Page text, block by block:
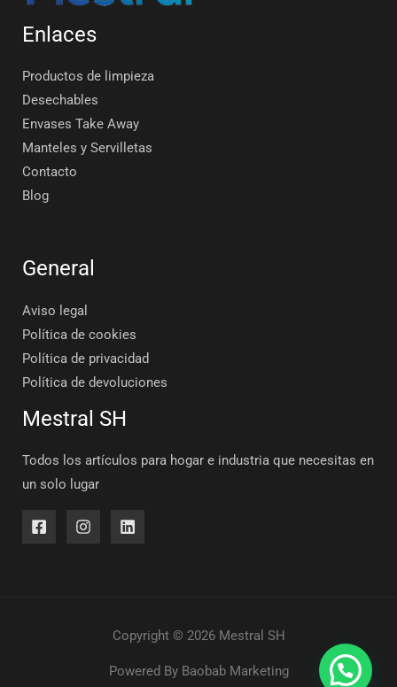
Enlaces
Productos de limpieza
Desechables
Envases Take Away
Manteles y Servilletas
Contacto
Blog
General
Aviso legal
Política de cookies
Política de privacidad
Política de devoluciones
Mestral SH
Todos los artículos para hogar e industria que necesitas en
un solo lugar
Copyright © 2026 Mestral SH
Powered By Baobab Marketing